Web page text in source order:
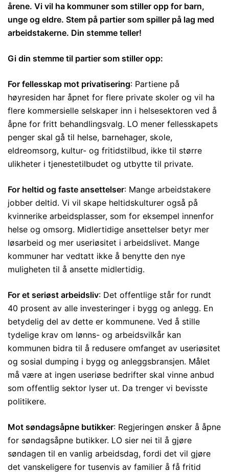
årene. Vi vil ha kommuner som stiller opp for barn,
unge og eldre. Stem på partier som spiller på lag med
arbeidstakerne. Din stemme teller!
Gi din stemme til partier som stiller opp:
For fellesskap mot privatisering: Partiene på
høyresiden har åpnet for flere private skoler og vil ha
flere kommersielle selskaper inn i helsesektoren ved å
åpne for fritt behandlingsvalg. LO mener fellesskapets
penger skal gå til helse, barnehager, skole,
eldreomsorg, kultur- og fritidstilbud, ikke til større
ulikheter i tjenestetilbudet og utbytte til private.
For heltid og faste ansettelser: Mange arbeidstakere
jobber deltid. Vi vil skape heltidskulturer også på
kvinnerike arbeidsplasser, som for eksempel innenfor
helse og omsorg. Midlertidige ansettelser betyr mer
løsarbeid og mer useriøsitet i arbeidslivet. Mange
kommuner har vedtatt ikke å benytte den nye
muligheten til å ansette midlertidig.
For et seriøst arbeidsliv: Det offentlige står for rundt
40 prosent av alle investeringer i bygg og anlegg. En
betydelig del av dette er kommunene. Ved å stille
tydelige krav om lønns- og arbeidsvilkår kan
kommunen bidra til å redusere omfanget av useriøsitet
og sosial dumping i bygg og anleggsbransjen. Målet
må være at ingen useriøse bedrifter skal vinne anbud
som offentlig sektor lyser ut. Da trenger vi bevisste
politikere.
Mot søndagsåpne butikker: Regjeringen ønsker å åpne
for søndagsåpne butikker. LO sier nei til å gjøre
søndagen til en vanlig arbeidsdag, fordi det vil gjøre
det vanskeligere for tusenvis av familier å få fritid